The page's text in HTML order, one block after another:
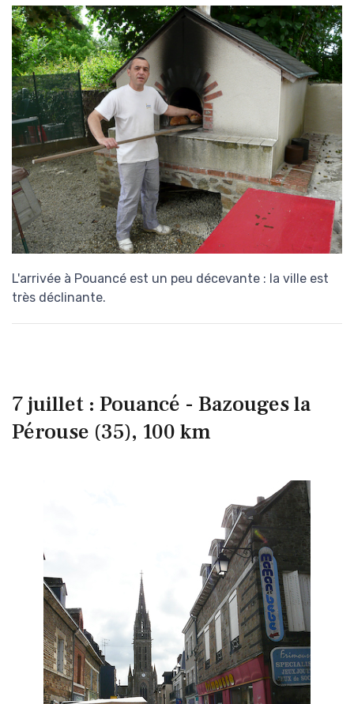
L'arrivée à Pouancé est un peu décevante : la ville est
très déclinante.
7 juillet : Pouancé - Bazouges la
Pérouse (35), 100 km